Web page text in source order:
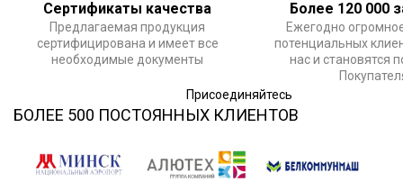
Сертификаты качества
Предлагаемая продукция
сертифицирована и имеет все
необходимые документы
Более 120 000
Ежегодно
потенциальных
нас и становятся
Присоединяйтесь
БОЛЕЕ 500 ПОСТОЯННЫХ КЛИЕНТОВ